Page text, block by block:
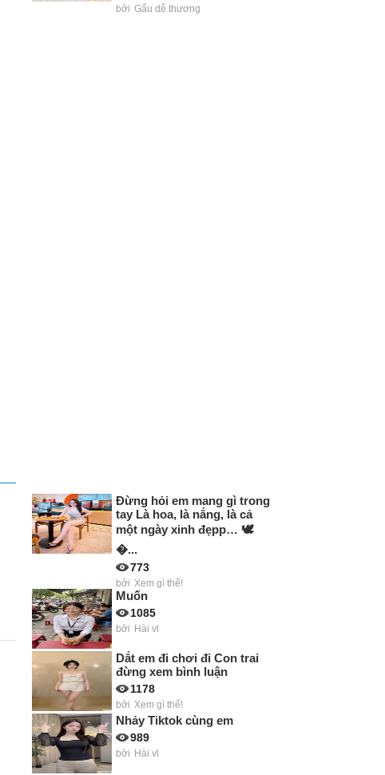
bởi Gấu dễ thương
Đừng hỏi em mang gì trong
tay Là hoa, là nắng, là cả
một ngày xinh đẹpp… 🕊
�...
773
bởi Xem gì thế!
Muốn
1085
bởi Hài vl
Dắt em đi chơi đi Con trai
đừng xem bình luận
1178
bởi Xem gì thế!
Nhảy Tiktok cùng em
989
bởi Hài vl